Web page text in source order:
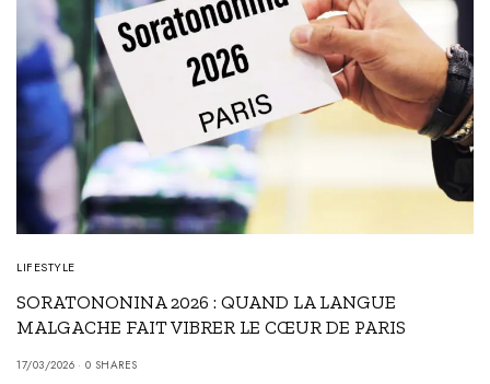
LIFESTYLE
SORATONONINA 2026 : QUAND LA LANGUE
MALGACHE FAIT VIBRER LE CŒUR DE PARIS
17/03/2026 0 SHARES